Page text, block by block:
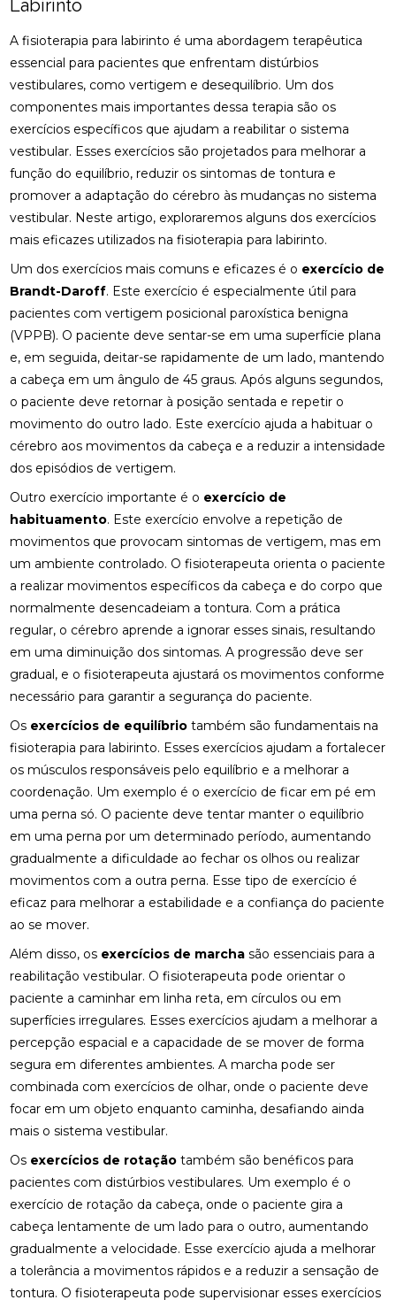
Labirinto
A fisioterapia para labirinto é uma abordagem terapêutica
essencial para pacientes que enfrentam distúrbios
vestibulares, como vertigem e desequilíbrio. Um dos
componentes mais importantes dessa terapia são os
exercícios específicos que ajudam a reabilitar o sistema
vestibular. Esses exercícios são projetados para melhorar a
função do equilíbrio, reduzir os sintomas de tontura e
promover a adaptação do cérebro às mudanças no sistema
vestibular. Neste artigo, exploraremos alguns dos exercícios
mais eficazes utilizados na fisioterapia para labirinto.
Um dos exercícios mais comuns e eficazes é o exercício de
Brandt-Daroff. Este exercício é especialmente útil para
pacientes com vertigem posicional paroxística benigna
(VPPB). O paciente deve sentar-se em uma superfície plana
e, em seguida, deitar-se rapidamente de um lado, mantendo
a cabeça em um ângulo de 45 graus. Após alguns segundos,
o paciente deve retornar à posição sentada e repetir o
movimento do outro lado. Este exercício ajuda a habituar o
cérebro aos movimentos da cabeça e a reduzir a intensidade
dos episódios de vertigem.
Outro exercício importante é o exercício de
habituamento. Este exercício envolve a repetição de
movimentos que provocam sintomas de vertigem, mas em
um ambiente controlado. O fisioterapeuta orienta o paciente
a realizar movimentos específicos da cabeça e do corpo que
normalmente desencadeiam a tontura. Com a prática
regular, o cérebro aprende a ignorar esses sinais, resultando
em uma diminuição dos sintomas. A progressão deve ser
gradual, e o fisioterapeuta ajustará os movimentos conforme
necessário para garantir a segurança do paciente.
Os exercícios de equilíbrio também são fundamentais na
fisioterapia para labirinto. Esses exercícios ajudam a fortalecer
os músculos responsáveis pelo equilíbrio e a melhorar a
coordenação. Um exemplo é o exercício de ficar em pé em
uma perna só. O paciente deve tentar manter o equilíbrio
em uma perna por um determinado período, aumentando
gradualmente a dificuldade ao fechar os olhos ou realizar
movimentos com a outra perna. Esse tipo de exercício é
eficaz para melhorar a estabilidade e a confiança do paciente
ao se mover.
Além disso, os exercícios de marcha são essenciais para a
reabilitação vestibular. O fisioterapeuta pode orientar o
paciente a caminhar em linha reta, em círculos ou em
superfícies irregulares. Esses exercícios ajudam a melhorar a
percepção espacial e a capacidade de se mover de forma
segura em diferentes ambientes. A marcha pode ser
combinada com exercícios de olhar, onde o paciente deve
focar em um objeto enquanto caminha, desafiando ainda
mais o sistema vestibular.
Os exercícios de rotação também são benéficos para
pacientes com distúrbios vestibulares. Um exemplo é o
exercício de rotação da cabeça, onde o paciente gira a
cabeça lentamente de um lado para o outro, aumentando
gradualmente a velocidade. Esse exercício ajuda a melhorar
a tolerância a movimentos rápidos e a reduzir a sensação de
tontura. O fisioterapeuta pode supervisionar esses exercícios
COMO A FISIOTERAPIA PODE AJUDAR NA
REABILITAÇÃO DO LABIRINTO
COMO A FISIOTERAPIA RESPIRATÓRIA DOMICILIAR
PODE MELHORAR SUA QUALIDADE DE VIDA
COMO A OSTEOPATIA PARA COLUNA PODE
MELHORAR SUA SAÚDE
COMO A OSTEOPATIA PARA COLUNA PODE
TRANSFORMAR SUA SAÚDE
COMO A OSTEOPATIA PODE AJUDAR NA
TRATAMENTO DA HÉRNIA DE DISCO
COMO A OSTEOPATIA PODE ALIVIAR A DOR NO
COMO A OSTEOPATIA RJ PODE MELHORAR SUA
QUALIDADE DE VIDA
SUAS DORES
COMO A PALMILHA PARA FASCITE PLANTAR PODE
ALIVIAR SUAS DORES
COMO A QUIROPRAXIA PODE AJUDAR NO
TRATAMENTO DA ESCOLIOSE
JOELHO
COMO AS PALMILHAS AJUDAM NO SEU
TRATAMENTO?
MELHORAR SEU CONFORTO
PARA ALÍVIO DAS DORES
COMO ENCONTRAR UM ACUPUNTURISTA
QUALIFICADO
CHATO E MELHORAR SEU CONFORTO
COMO ESCOLHER O MELHOR ACUPUNTURISTA
PARA SUAS NECESSIDADES DE SAÚDE
COMO ESCOLHER O MELHOR ACUPUNTURISTA
PARA VOCÊ
ACUPUNTURISTA E O QUE ESPERAR
COMO MELHORAR O ATENDIMENTO DA SUA
CLÍNICA?
COMO MONTAR SUA CLÍNICA?
CONSULTA COM ACUPUNTURISTA: O QUE ESPERAR
PRÁTICAS
DESCUBRA COMO A PALMILHA PARA FASCITE
PLANTAR PODE ALIVIAR SUAS DORES
DESCUBRA COMO A QUIROPRAXIA E A
FISIOTERAPIA PODEM TRANSFORMAR SUA SAÚDE